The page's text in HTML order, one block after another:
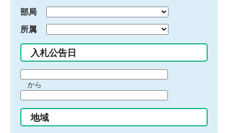
部局
所属
入札公告日
間
始
り
から
間
終
地域